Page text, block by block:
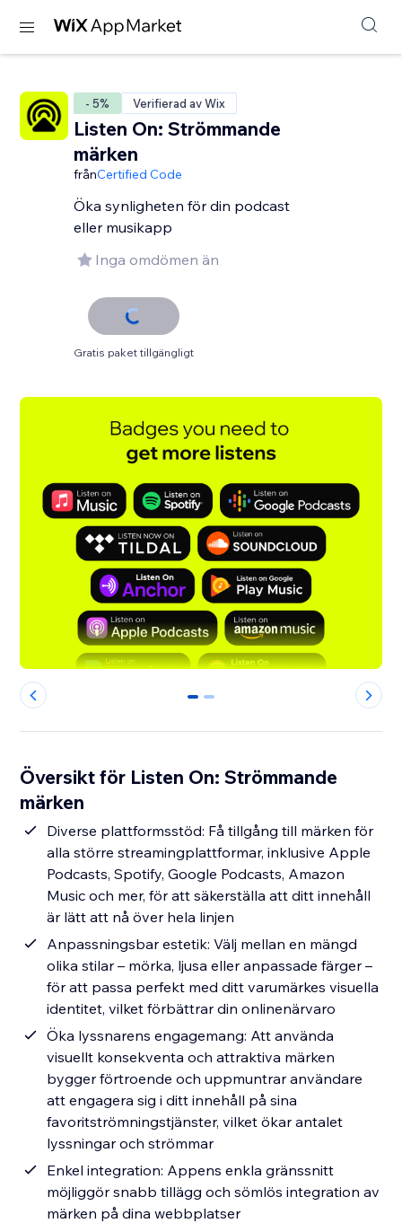
- 5% Verifierad av Wix
Listen On: Strömmande
märken
frånCertified Code
Öka synligheten för din podcast
eller musikapp
Inga omdömen än
Gratis paket tillgängligt
0 1
Översikt för Listen On: Strömmande
märken
Diverse plattformsstöd: Få tillgång till märken för
alla större streamingplattformar, inklusive Apple
Podcasts, Spotify, Google Podcasts, Amazon
Music och mer, för att säkerställa att ditt innehåll
är lätt att nå över hela linjen
Anpassningsbar estetik: Välj mellan en mängd
olika stilar – mörka, ljusa eller anpassade färger –
för att passa perfekt med ditt varumärkes visuella
identitet, vilket förbättrar din onlinenärvaro
Öka lyssnarens engagemang: Att använda
visuellt konsekventa och attraktiva märken
bygger förtroende och uppmuntrar användare
att engagera sig i ditt innehåll på sina
favoritströmningstjänster, vilket ökar antalet
lyssningar och strömmar
Enkel integration: Appens enkla gränssnitt
möjliggör snabb tillägg och sömlös integration av
märken på dina webbplatser